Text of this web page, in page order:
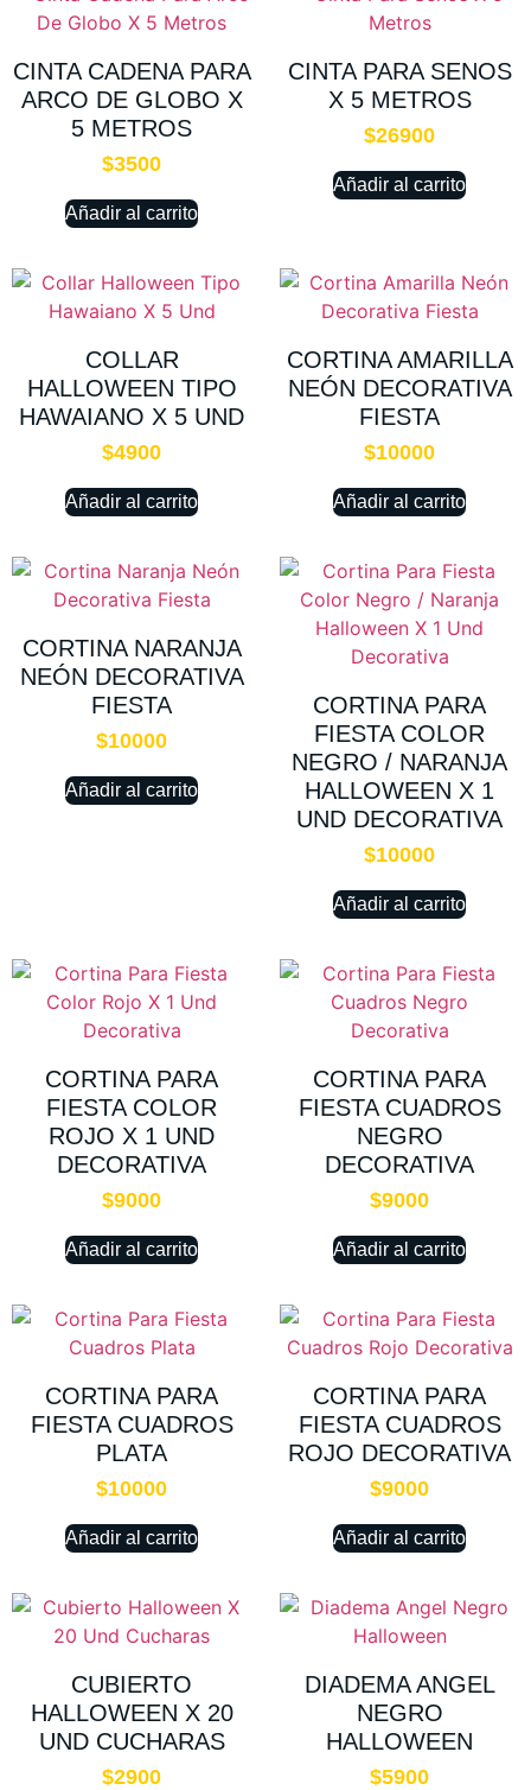
CINTA CADENA PARA
ARCO DE GLOBO X
5 METROS
$3500
Añadir al carrito
CINTA PARA SENOS
X 5 METROS
$26900
Añadir al carrito
COLLAR
HALLOWEEN TIPO
HAWAIANO X 5 UND
$4900
Añadir al carrito
CORTINA AMARILLA
NEÓN DECORATIVA
FIESTA
$10000
Añadir al carrito
CORTINA NARANJA
NEÓN DECORATIVA
FIESTA
$10000
Añadir al carrito
CORTINA PARA
FIESTA COLOR
NEGRO / NARANJA
HALLOWEEN X 1
UND DECORATIVA
$10000
Añadir al carrito
CORTINA PARA
FIESTA COLOR
ROJO X 1 UND
DECORATIVA
$9000
Añadir al carrito
CORTINA PARA
FIESTA CUADROS
NEGRO
DECORATIVA
$9000
Añadir al carrito
CORTINA PARA
FIESTA CUADROS
PLATA
$10000
Añadir al carrito
CORTINA PARA
FIESTA CUADROS
ROJO DECORATIVA
$9000
Añadir al carrito
CUBIERTO
HALLOWEEN X 20
UND CUCHARAS
$2900
DIADEMA ANGEL
NEGRO
HALLOWEEN
$5900